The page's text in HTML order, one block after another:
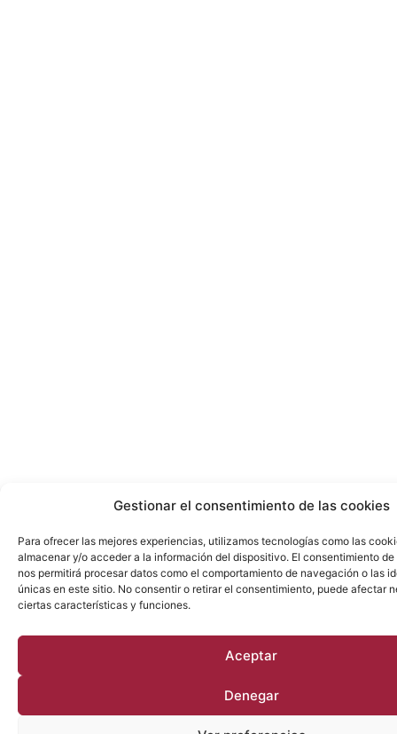
Gestionar el consentimiento de las cookies
Para ofrecer las mejores experiencias, utilizamos tecnologías como las
almacenar y/o acceder a la información del dispositivo. El consentimiento
nos permitirá procesar datos como el comportamiento de navegación o las
únicas en este sitio. No consentir o retirar el consentimiento, puede afectar
ciertas características y funciones.
Aceptar
Denegar